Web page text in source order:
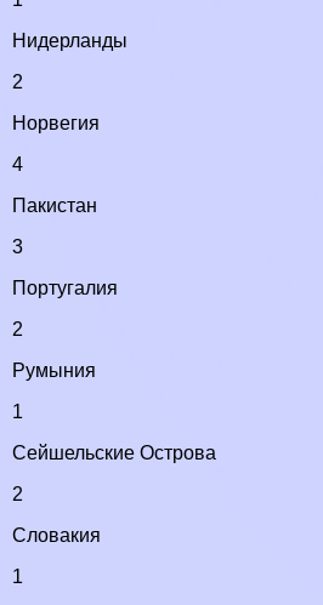
Нидерланды
2
Норвегия
4
Пакистан
3
Португалия
2
Румыния
1
Сейшельские Острова
2
Словакия
1